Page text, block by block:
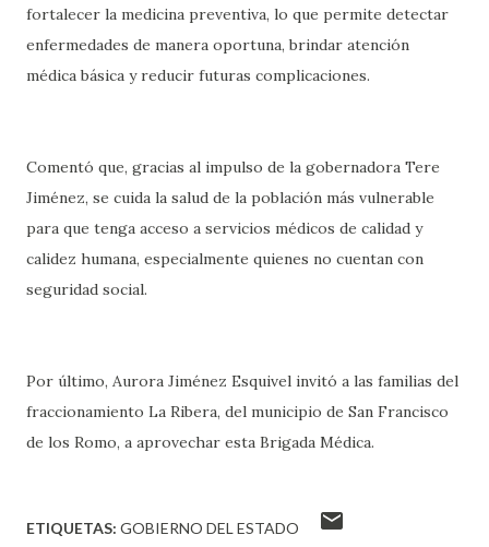
fortalecer la medicina preventiva, lo que permite detectar
enfermedades de manera oportuna, brindar atención
médica básica y reducir futuras complicaciones.
Comentó que, gracias al impulso de la gobernadora Tere
Jiménez, se cuida la salud de la población más vulnerable
para que tenga acceso a servicios médicos de calidad y
calidez humana, especialmente quienes no cuentan con
seguridad social.
Por último, Aurora Jiménez Esquivel invitó a las familias del
fraccionamiento La Ribera, del municipio de San Francisco
de los Romo, a aprovechar esta Brigada Médica.
ETIQUETAS: GOBIERNO DEL ESTADO